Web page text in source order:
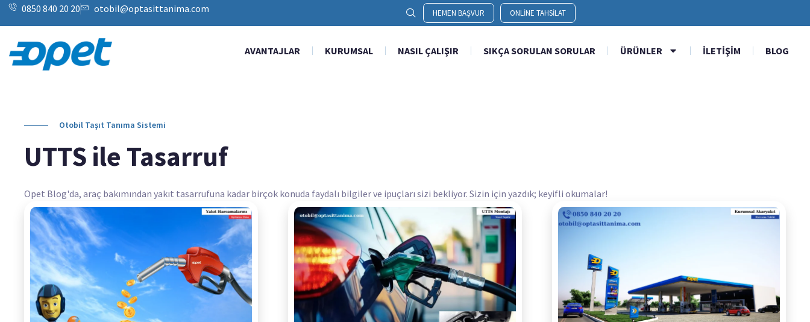
0850 840 20 20 otobil@optasittanima.com HEMEN BAŞVUR ONLINE TAHSILAT
AVANTAJLAR KURUMSAL NASIL ÇALIŞIR SIKÇA SORULAN SORULAR ÜRÜNLER İLETIŞIM BLOG
Otobil Taşıt Tanıma Sistemi
UTTS ile Tasarruf
Opet Blog'da, araç bakımından yakıt tasarrufuna kadar birçok konuda faydalı bilgiler ve ipuçları sizi bekliyor. Sizin için yazdık; keyifli okumalar!